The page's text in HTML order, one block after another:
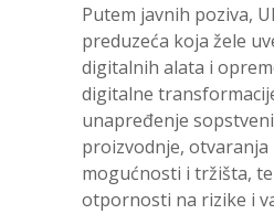
Putem javnih poziva,
preduzeća koja žele
digitalnih alata i
digitalne
unapređenje
proizvodnje,
mogućnosti i tržišta,
otpornosti na rizike i